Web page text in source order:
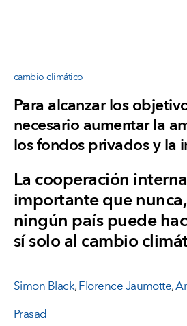
cambio climático
Para alcanzar los
necesario aumentar la
los fondos privados y la
La cooperación
importante que
ningún país puede
sí solo al cambio
Simon Black,Florence Jaumotte,
Prasad